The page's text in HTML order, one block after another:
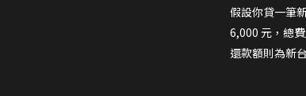
假設你貸一筆
6,000 元，總
還款額則為新